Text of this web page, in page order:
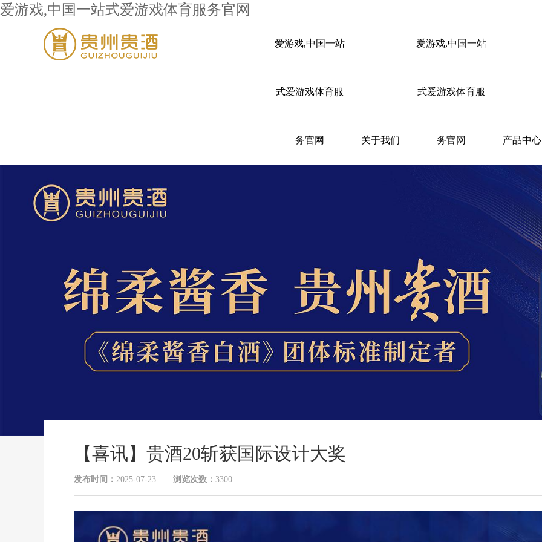
爱游戏,中国一站式爱游戏体育服务官网
爱游戏,中国一站
式爱游戏体育服
务官网 关于我们
爱游戏,中国一站
式爱游戏体育服
务官网 产品中心
【喜讯】贵酒20斩获国际设计大奖
发布时间： 2025-07-23 浏览次数： 3300